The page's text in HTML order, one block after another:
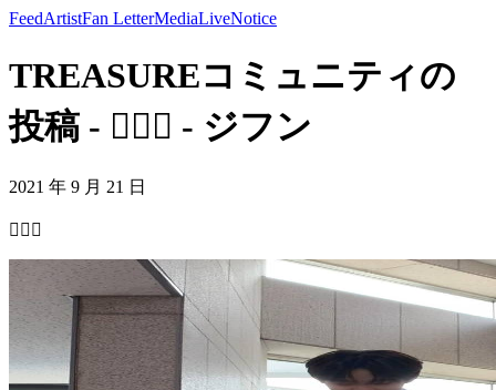
FeedArtistFan LetterMediaLiveNotice
TREASUREコミュニティの
投稿 - 🙇🏻‍♂️ - ジフン
2021 年 9 月 21 日
🙇🏻‍♂️